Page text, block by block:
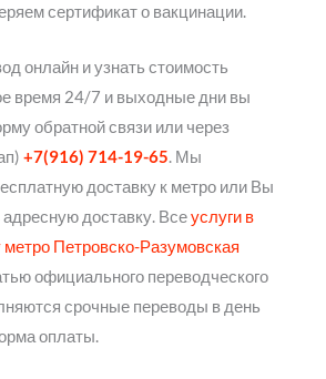
сертификат о вакцинации.
онлайн и узнать стоимость
время 24/7 и выходные дни вы
обратной связи или через
+7(916) 714-19-65. Мы
доставку к метро или Вы
адресную доставку. Всеуслуги в
Петровско-Разумовская
официального переводческого
срочные переводы в день
оплаты.